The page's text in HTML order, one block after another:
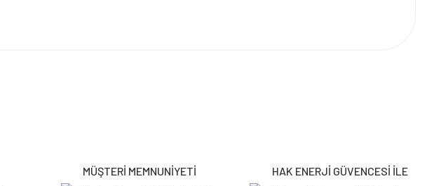
MÜŞTERİ MEMNUNİYETİ HAK ENERJİ GÜVENCESİ İLE